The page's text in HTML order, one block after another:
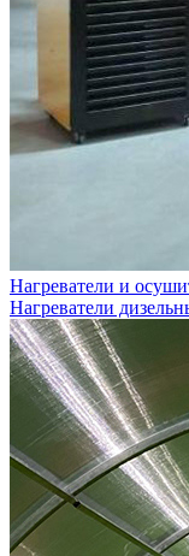
Нагреватели и
Нагреватели